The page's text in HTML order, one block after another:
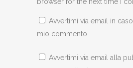
browser for the next time I
Avvertimi via email in
mio commento.
Avvertimi via email alla